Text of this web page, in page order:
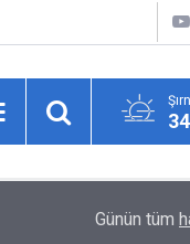
Kampanyası
Günün tüm